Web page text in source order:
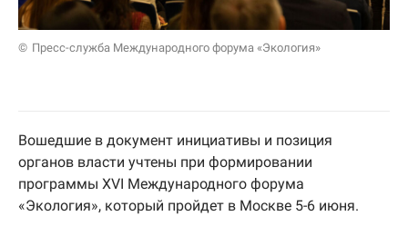
Пресс-служба Международного форума «Экология»
Вошедшие в документ инициативы и позиция
органов власти учтены при формировании
программы XVI Международного форума
«Экология», который пройдет в Москве 5-6 июня.